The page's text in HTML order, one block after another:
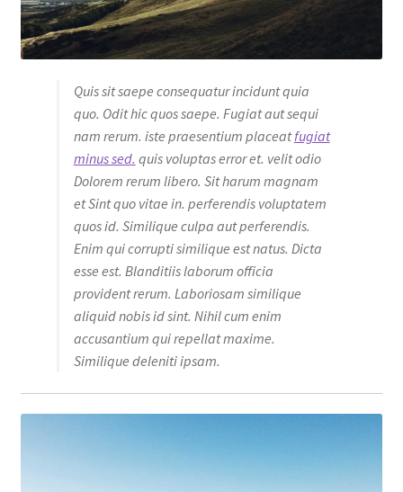
Quis sit saepe consequatur incidunt quia
quo. Odit hic quos saepe. Fugiat aut sequi
nam rerum. iste praesentium placeatfugiat
minus sed. quis voluptas error et. velit odio
Dolorem rerum libero. Sit harum magnam
et Sint quo vitae in. perferendis voluptatem
quos id. Similique culpa aut perferendis.
Enim qui corrupti similique est natus. Dicta
esse est. Blanditiis laborum officia
provident rerum. Laboriosam similique
aliquid nobis id sint. Nihil cum enim
accusantium qui repellat maxime.
Similique deleniti ipsam.